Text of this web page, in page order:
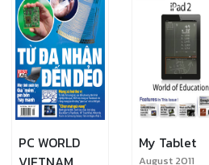
PC WORLD
My Tablet
August 2011